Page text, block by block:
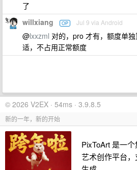
了
willxiang OP Jul 9 via Android
@lxxzml 对的，pro 才有，额度单
适，不占用正常额度
© 2026 V2EX · 54ms · 3.9.8.5
新的一年，新的开始
PixToArt 是一
艺术创作平台